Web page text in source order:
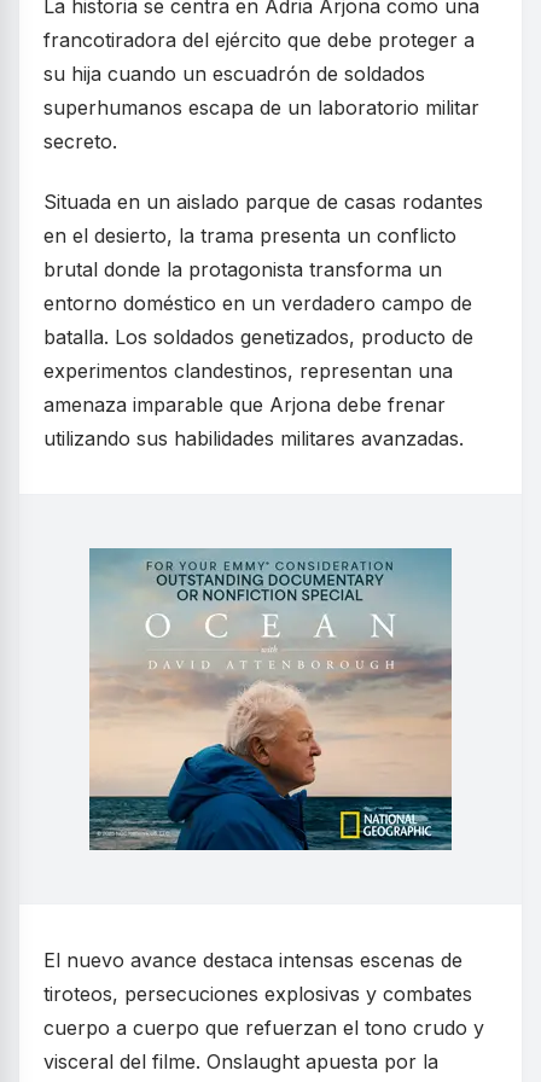
La historia se centra en Adria Arjona como una
francotiradora del ejército que debe proteger a
su hija cuando un escuadrón de soldados
superhumanos escapa de un laboratorio militar
secreto.
Situada en un aislado parque de casas rodantes
en el desierto, la trama presenta un conflicto
brutal donde la protagonista transforma un
entorno doméstico en un verdadero campo de
batalla. Los soldados genetizados, producto de
experimentos clandestinos, representan una
amenaza imparable que Arjona debe frenar
utilizando sus habilidades militares avanzadas.
El nuevo avance destaca intensas escenas de
tiroteos, persecuciones explosivas y combates
cuerpo a cuerpo que refuerzan el tono crudo y
visceral del filme. Onslaught apuesta por la